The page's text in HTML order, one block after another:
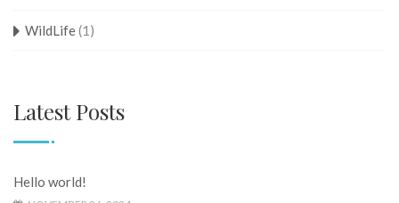
WildLife(1)
Latest Posts
Hello world!